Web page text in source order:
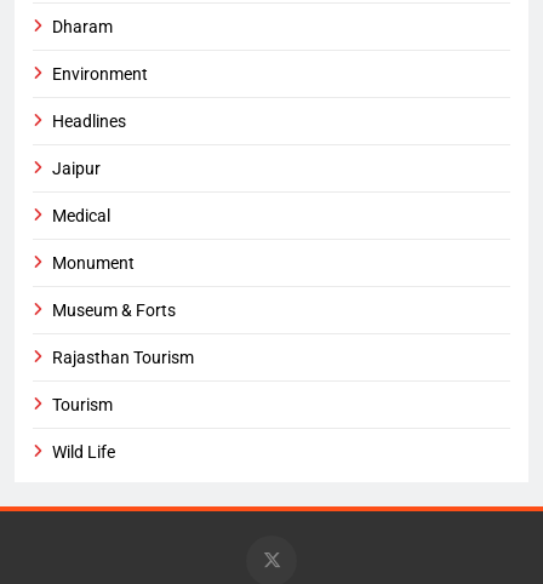
Dharam
Environment
Headlines
Jaipur
Medical
Monument
Museum & Forts
Rajasthan Tourism
Tourism
Wild Life